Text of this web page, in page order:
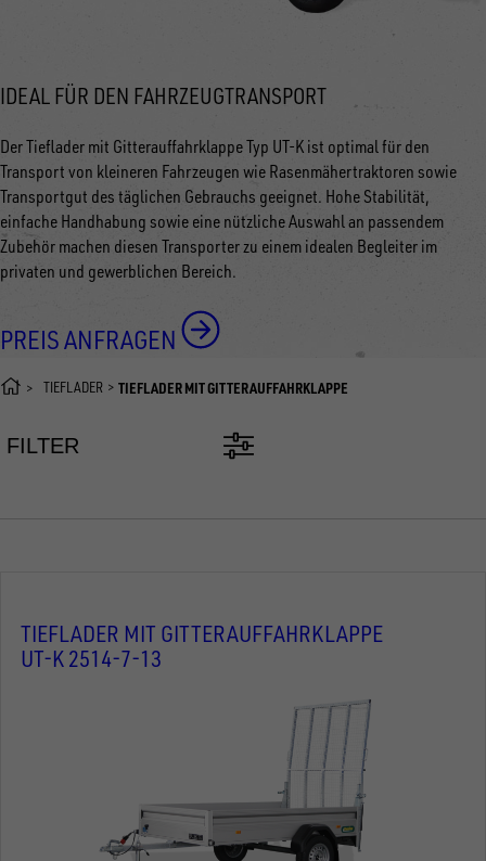
IDEAL FÜR DEN FAHRZEUGTRANSPORT
Der Tieflader mit Gitterauffahrklappe Typ UT-K ist optimal für den
Transport von kleineren Fahrzeugen wie Rasenmähertraktoren sowie
Transportgut des täglichen Gebrauchs geeignet. Hohe Stabilität,
einfache Handhabung sowie eine nützliche Auswahl an passendem
Zubehör machen diesen Transporter zu einem idealen Begleiter im
privaten und gewerblichen Bereich.
PREIS ANFRAGEN
TIEFLADER TIEFLADER MIT GITTERAUFFAHRKLAPPE
FILTER
TIEFLADER MIT GITTERAUFFAHRKLAPPE
UT-K 2514-7-13